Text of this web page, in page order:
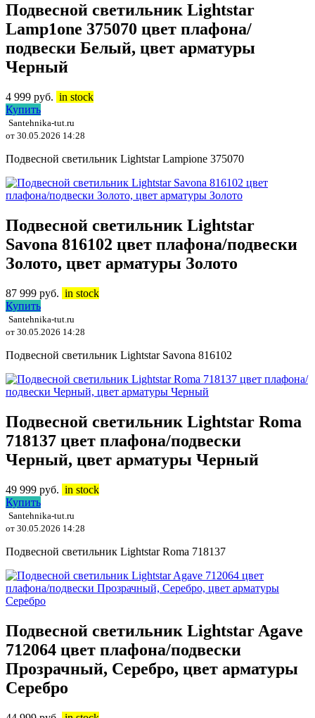
Подвесной светильник Lightstar
Lamp1one 375070 цвет плафона/
подвески Белый, цвет арматуры
Черный
4 999 руб. in stock
Купить
Santehnika-tut.ru
от 30.05.2026 14:28
Подвесной светильник Lightstar Lampione 375070
Подвесной светильник Lightstar
Savona 816102 цвет плафона/подвески
Золото, цвет арматуры Золото
87 999 руб. in stock
Купить
Santehnika-tut.ru
от 30.05.2026 14:28
Подвесной светильник Lightstar Savona 816102
Подвесной светильник Lightstar Roma
718137 цвет плафона/подвески
Черный, цвет арматуры Черный
49 999 руб. in stock
Купить
Santehnika-tut.ru
от 30.05.2026 14:28
Подвесной светильник Lightstar Roma 718137
Подвесной светильник Lightstar Agave
712064 цвет плафона/подвески
Прозрачный, Серебро, цвет арматуры
Серебро